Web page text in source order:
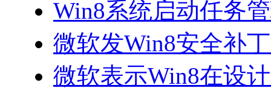
Win8系统启动任务
微软发Win8安全补
微软表示Win8在设